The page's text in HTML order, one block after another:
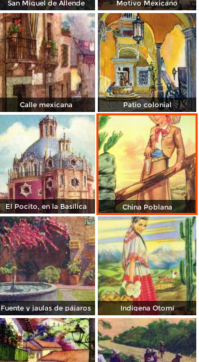
San Miguel de Allende Motivo Mexicano
Calle mexicana Patio colonial
El Pocito, en la Basílica China Poblana
Fuente y jaulas de pájaros Indígena Otomí